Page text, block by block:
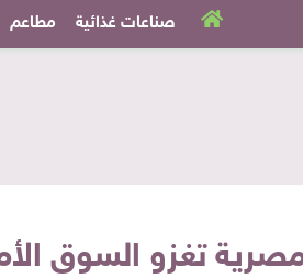
صناعات غذائية مطاعم
تغزو السوق الأمريكي..